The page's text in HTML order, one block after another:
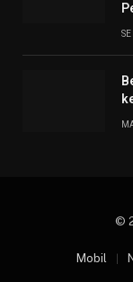
©
Mobil